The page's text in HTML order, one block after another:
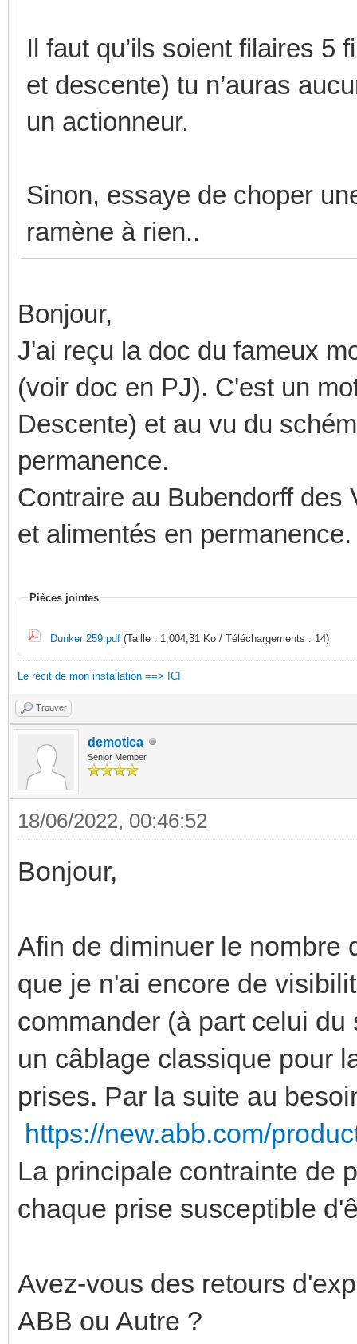
Il faut qu’ils soient filaires 5
et descente) tu n’auras
un actionneur.
Sinon, essaye de choper
ramène à rien..
Bonjour,
J'ai reçu la doc du fameux
(voir doc en PJ). C'est un
Descente) et au vu du
permanence.
Contraire au Bubendorff des
et alimentés en permanence.
Pièces jointes
Dunker 259.pdf (Taille : 1,004,31 Ko / Téléchargements : 14)
Le récit de mon installation ==> ICI
Trouver
demotica
Senior Member
18/06/2022, 00:46:52
Bonjour,
Afin de diminuer le nombre
que je n'ai encore de
commander (à part celui
un câblage classique pour
prises. Par la suite au
https://new.abb.com/
La principale contrainte de
chaque prise susceptible
Avez-vous des retours
ABB ou Autre ?